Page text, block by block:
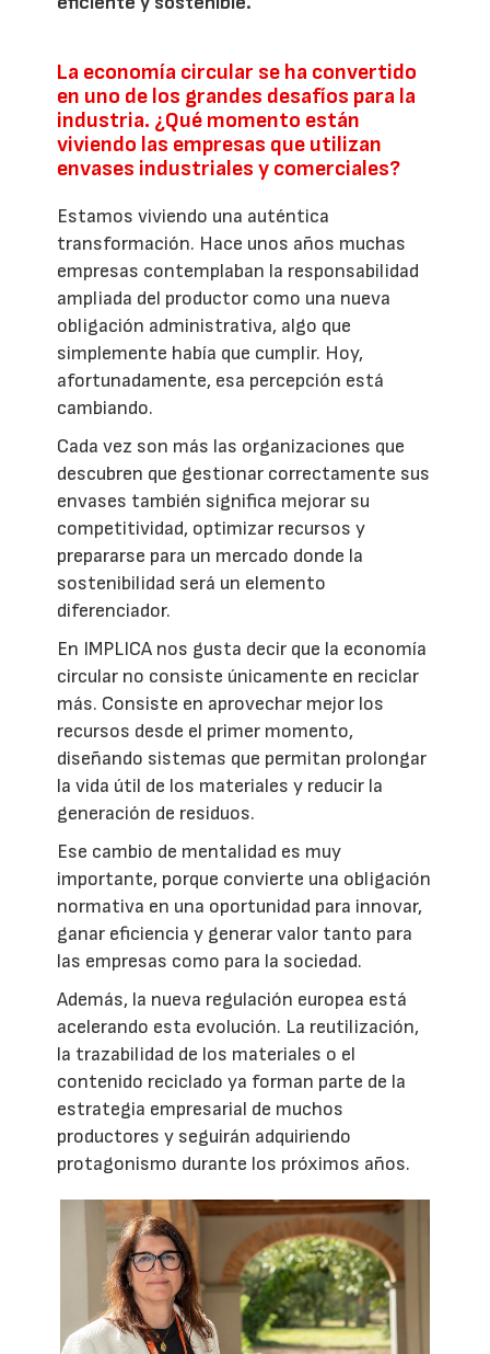
La economía circular se ha convertido
en uno de los grandes desafíos para la
industria. ¿Qué momento están
viviendo las empresas que utilizan
envases industriales y comerciales?
Estamos viviendo una auténtica
transformación. Hace unos años muchas
empresas contemplaban la responsabilidad
ampliada del productor como una nueva
obligación administrativa, algo que
simplemente había que cumplir. Hoy,
afortunadamente, esa percepción está
cambiando.
Cada vez son más las organizaciones que
descubren que gestionar correctamente sus
envases también significa mejorar su
competitividad, optimizar recursos y
prepararse para un mercado donde la
sostenibilidad será un elemento
diferenciador.
En IMPLICA nos gusta decir que la economía
circular no consiste únicamente en reciclar
más. Consiste en aprovechar mejor los
recursos desde el primer momento,
diseñando sistemas que permitan prolongar
la vida útil de los materiales y reducir la
generación de residuos.
Ese cambio de mentalidad es muy
importante, porque convierte una obligación
normativa en una oportunidad para innovar,
ganar eficiencia y generar valor tanto para
las empresas como para la sociedad.
Además, la nueva regulación europea está
acelerando esta evolución. La reutilización,
la trazabilidad de los materiales o el
contenido reciclado ya forman parte de la
estrategia empresarial de muchos
productores y seguirán adquiriendo
protagonismo durante los próximos años.